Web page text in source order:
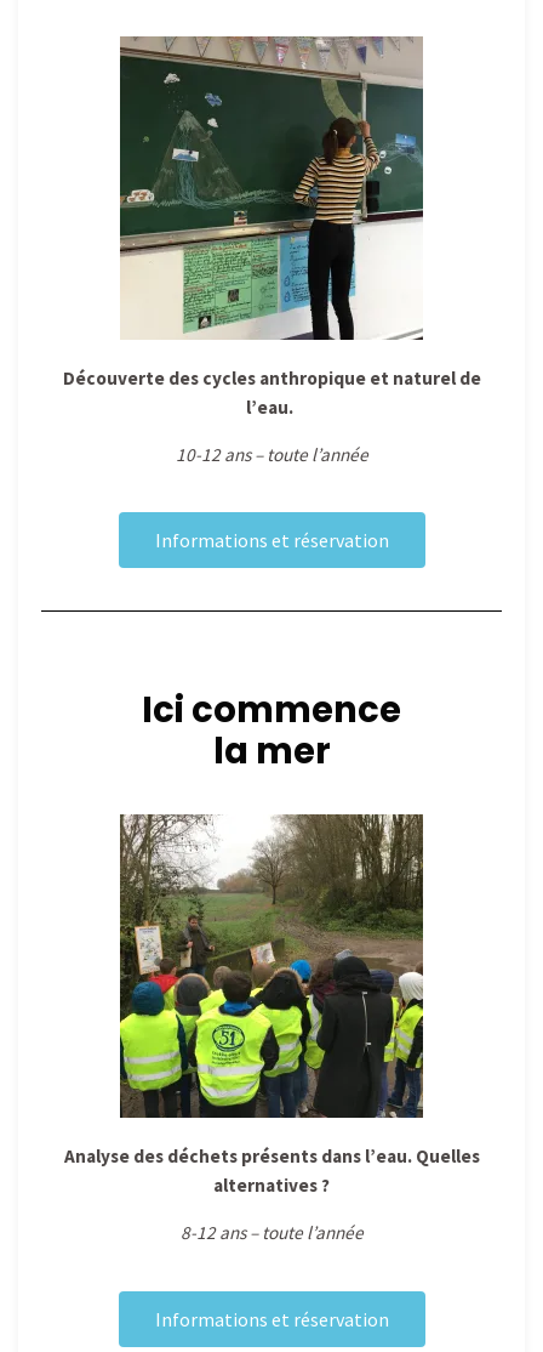
Découverte des cycles anthropique et naturel de
l’eau.
10-12 ans – toute l’année
Informations et réservation
Ici commence
la mer
Analyse des déchets présents dans l’eau. Quelles
alternatives ?
8-12 ans – toute l’année
Informations et réservation